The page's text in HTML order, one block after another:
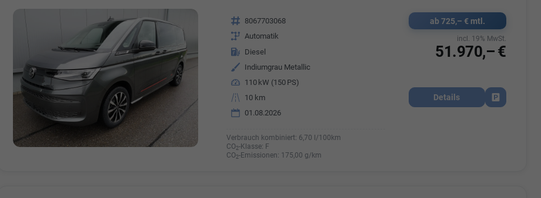
Fahrzeugnr. 8067703068
Getriebe Automatik
Kraftstoff Diesel
Außenfarbe
Indiumgrau Metallic
Leistung 110 kW (150 PS)
Kilometerstand
10 km
01.08.2026
Verbrauch kombiniert: 6,70 l/100km
CO2-Klasse: F
CO2-Emissionen: 175,00 g/km
ab 725,– € mtl.
51.970,– €
incl. 19% MwSt.
Details
Fahrzeug